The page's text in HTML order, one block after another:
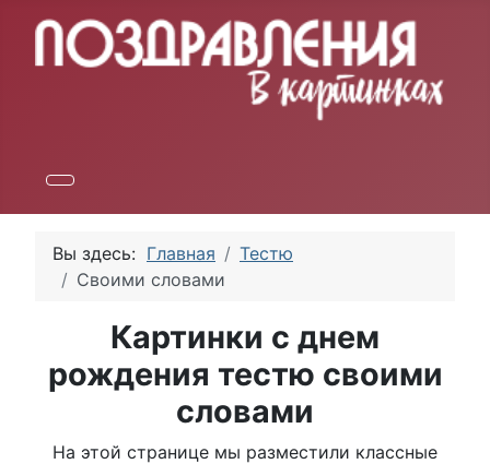
Вы здесь: Главная
Тестю
Своими словами
Картинки с днем
рождения тестю своими
словами
На этой странице мы разместили классные